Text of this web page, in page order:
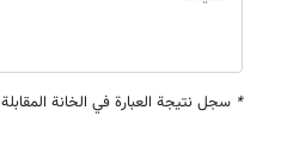
* سجل نتيجة العبارة في الخانة المقابلة